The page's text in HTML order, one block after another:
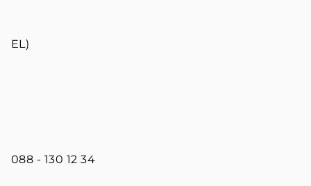
EL)
088 - 130 12 34